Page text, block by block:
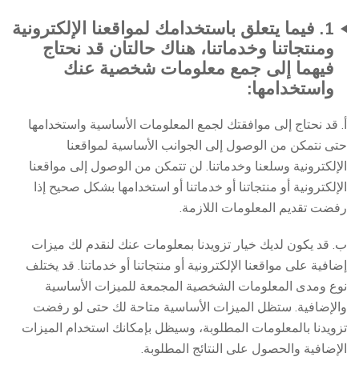
1. فيما يتعلق باستخدامك لمواقعنا الإلكترونية
ومنتجاتنا وخدماتنا، هناك حالتان قد نحتاج
فيهما إلى جمع معلومات شخصية عنك
واستخدامها:
أ. قد نحتاج إلى موافقتك لجمع المعلومات الأساسية واستخدامها
حتى نتمكن من الوصول إلى الجوانب الأساسية لمواقعنا
الإلكترونية وسلعنا وخدماتنا. لن تتمكن من الوصول إلى مواقعنا
الإلكترونية أو منتجاتنا أو خدماتنا أو استخدامها بشكل صحيح إذا
رفضت تقديم المعلومات اللازمة.
ب. قد يكون لديك خيار تزويدنا بمعلومات عنك لنقدم لك ميزات
إضافية على مواقعنا الإلكترونية أو منتجاتنا أو خدماتنا. قد يختلف
نوع ومدى المعلومات الشخصية المجمعة للميزات الأساسية
والإضافية. ستظل الميزات الأساسية متاحة لك حتى لو رفضت
تزويدنا بالمعلومات المطلوبة، وسيظل بإمكانك استخدام الميزات
الإضافية والحصول على النتائج المطلوبة.